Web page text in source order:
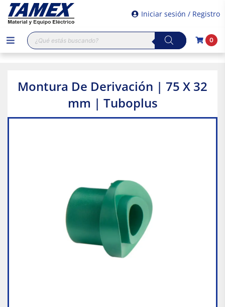
Iniciar sesión / Registro
Búsqueda
de
productos
0
Montura De Derivación | 75 X 32
mm | Tuboplus